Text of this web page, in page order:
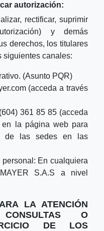
autorización:
rectificar, suprimir
y demás
derechos, los titulares
siguientes canales:
(Asunto PQR)
(acceda a través
361 85 85 (acceda
la página web para
de las sedes en las
En cualquiera
S.A.S a nivel
LA ATENCIÓN
O
DE LOS